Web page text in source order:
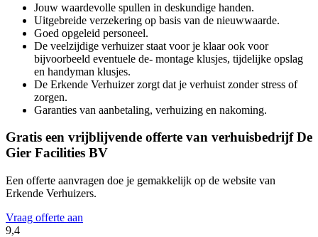
Jouw waardevolle spullen in deskundige handen.
Uitgebreide verzekering op basis van de nieuwwaarde.
Goed opgeleid personeel.
De veelzijdige verhuizer staat voor je klaar ook voor
bijvoorbeeld eventuele de- montage klusjes, tijdelijke opslag
en handyman klusjes.
De Erkende Verhuizer zorgt dat je verhuist zonder stress of
zorgen.
Garanties van aanbetaling, verhuizing en nakoming.
Gratis een vrijblijvende offerte van verhuisbedrijf De
Gier Facilities BV
Een offerte aanvragen doe je gemakkelijk op de website van
Erkende Verhuizers.
Vraag offerte aan
9,4